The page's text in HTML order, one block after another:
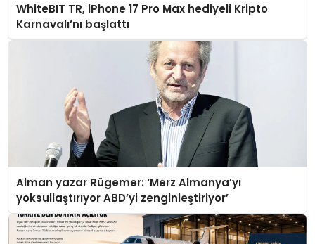
WhiteBIT TR, iPhone 17 Pro Max hediyeli Kripto
Karnavalı’nı başlattı
Alman yazar Rügemer: ‘Merz Almanya’yı
yoksullaştırıyor ABD’yi zenginleştiriyor’